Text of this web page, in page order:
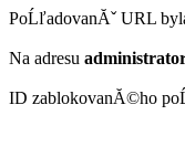
PoĹľadovanĂˇ URL
Na adresu
ID zablokovanĂ©ho